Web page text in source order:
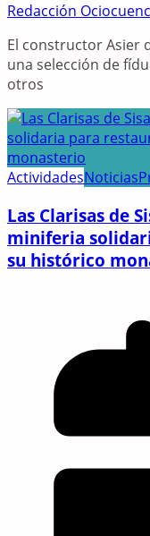
Redacción
El constructor Asier
una selección de
otros
ActividadesNoticias
Las Clarisas de
miniferia
su histórico